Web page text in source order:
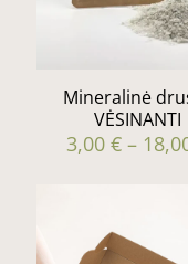
Mineralinė
VĖSINANTI
3,00€ –
variants.